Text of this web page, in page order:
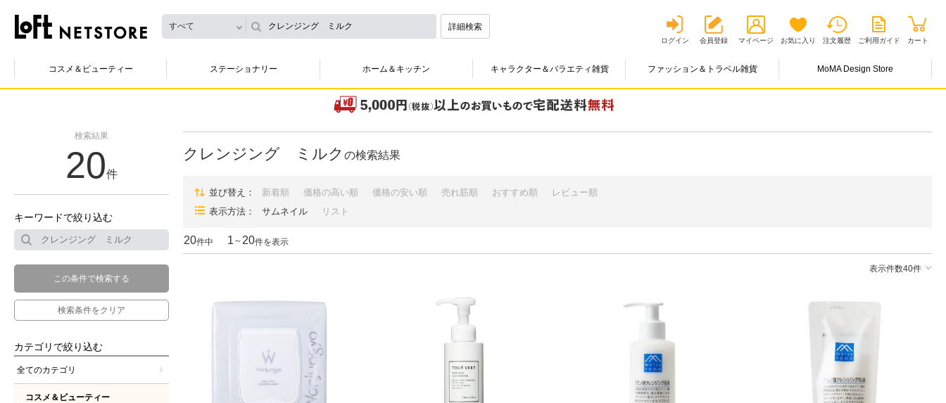
すべて 詳細検索
ログイン 会員登録 マイページ お気に入り 注文履歴 ご利用ガイド カート
コスメ＆ビューティー ステーショナリー ホーム＆キッチン キャラクター＆バラエティ雑貨 ファッション＆トラベル雑貨 MoMA Design Store
検索結果
20件
キーワードで絞り込む
この条件で検索する
検索条件をクリア
カテゴリで絞り込む
全てのカテゴリ
コスメ＆ビューティー
クレンジング ミルク の検索結果
並び替え 新着順 価格の高い順 価格の安い順 売れ筋順 おすすめ順
レビュー順
表示方法
サムネイル リスト
20件中 1 ～ 20件を表示
表示件数40件